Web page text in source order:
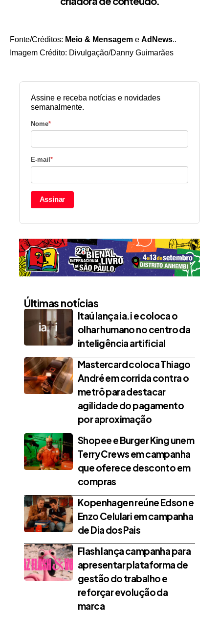
Fonte/Créditos: Meio & Mensagem e AdNews..
Imagem Crédito: Divulgação/Danny Guimarães
Assine e receba notícias e novidades
semanalmente.
Nome*
E-mail *
Assinar
Últimas notícias
Itaú lança ia.i e coloca o
olhar humano no centro da
inteligência artificial
Mastercard coloca Thiago
André em corrida contra o
metrô para destacar
agilidade do pagamento
por aproximação
Shopee e Burger King unem
Terry Crews em campanha
que oferece desconto em
compras
Kopenhagen reúne Edson e
Enzo Celulari em campanha
de Dia dos Pais
Flash lança campanha para
apresentar plataforma de
gestão do trabalho e
reforçar evolução da
marca